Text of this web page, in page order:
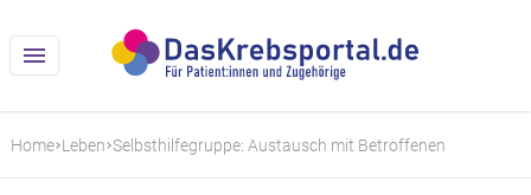
Home Leben Selbsthilfegruppe: Austausch mit Betroffenen